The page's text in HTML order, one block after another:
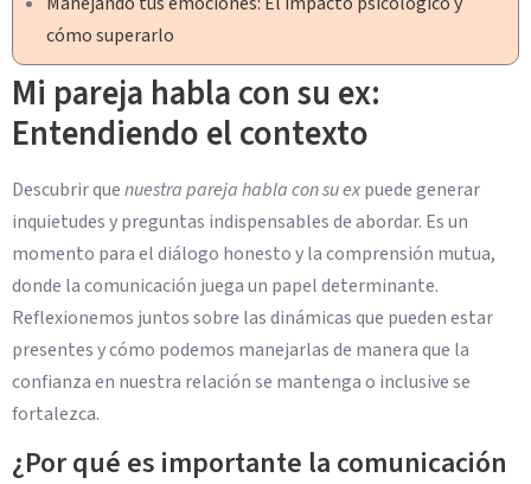
cómo superarlo
Mi pareja habla con su ex:
Entendiendo el contexto
Descubrir quenuestra pareja habla con su expuede generar
inquietudes y preguntas indispensables de abordar. Es un
momento para el diálogo honesto y la comprensión mutua,
donde la comunicación juega un papel determinante.
Reflexionemos juntos sobre las dinámicas que pueden estar
presentes y cómo podemos manejarlas de manera que la
confianza en nuestra relación se mantenga o inclusive se
fortalezca.
¿Por qué es importante la comunicación